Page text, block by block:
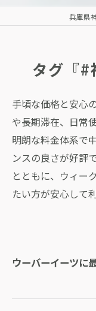
兵庫県
タグ『#
手頃な価格と安心
や長期滞在、日常
明朗な料金体系で
ンスの良さが好評
とともに、ウィー
たい方が安心して
ウーバーイーツに